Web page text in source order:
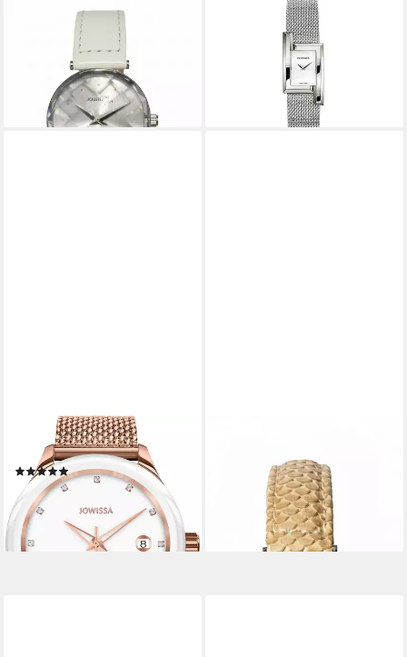
Schweizer Uhr Cubic Zirconia
UVP 269,00 €
lieferbar - in 2-3 Werktagen bei dir
Schweizer Uhr Damen Uhr
VElU00519 Creca Icon Neu
UVP990,00 €
lieferbar - in 2-3 Werktagen bei dir
JOWISSA
Schweizer Uhr Tiro
(1)
119,00 € 269,00 €
-56%
lieferbar - in 2-3 Werktagen bei dir
UVP269,00 €
lieferbar - in 2-3 Werktagen bei dir